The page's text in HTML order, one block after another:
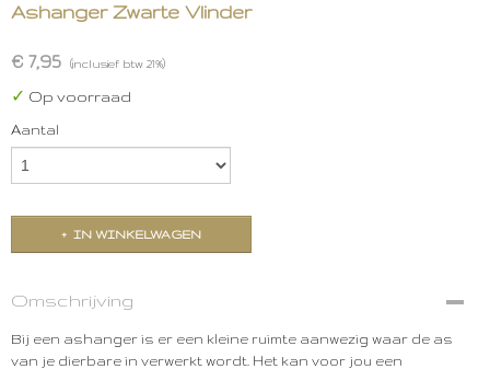
Ashanger Zwarte Vlinder
€ 7,95 (inclusief btw 21%)
✓ Op voorraad
Aantal
IN WINKELWAGEN
Omschrijving
Bij een ashanger is er een kleine ruimte aanwezig waar de as
van je dierbare in verwerkt wordt. Het kan voor jou een